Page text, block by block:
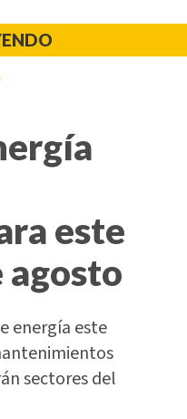
este
agosto
energía este
sectores del